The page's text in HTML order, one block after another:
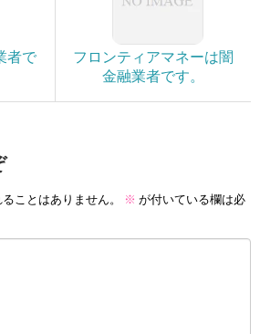
者で
フロンティアマネーは闇
金融業者です。
ことはありません。 ※ が付いている欄は必